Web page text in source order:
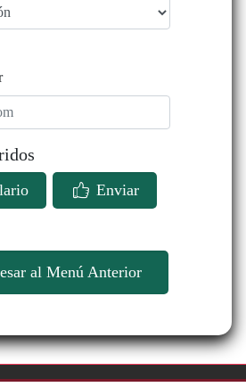
Enviar
al Menú Anterior